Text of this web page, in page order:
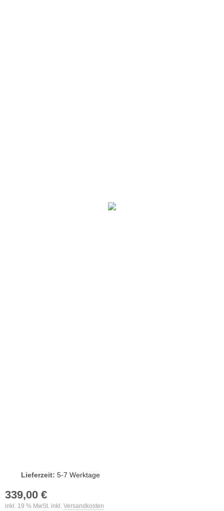
Lieferzeit: 5-7 Werktage
339,00 €
inkl. 19 % MwSt. inkl. Versandkosten